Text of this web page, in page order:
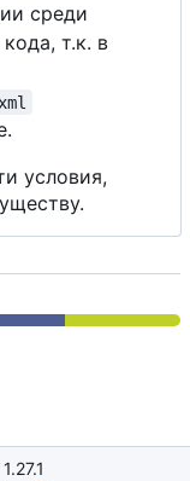
среди
т.к. в
условия,